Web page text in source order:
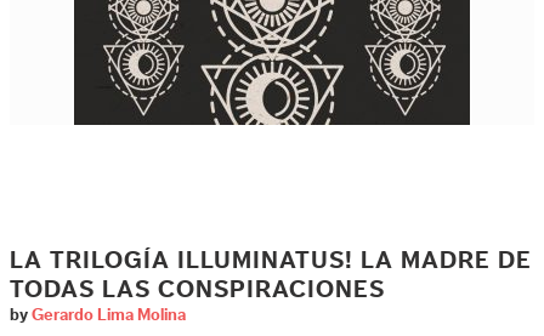
LA TRILOGÍA ILLUMINATUS! LA MADRE DE
TODAS LAS CONSPIRACIONES
by Gerardo Lima Molina